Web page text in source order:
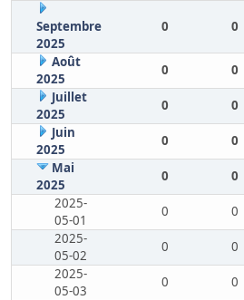
Septembre
2025
0 0
Août
2025
0 0
Juillet
2025
0 0
Juin
2025
0 0
Mai
2025
0 0
2025-
05-01
0 0
2025-
05-02
0 0
2025-
05-03
0 0